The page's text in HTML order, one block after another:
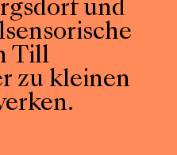
und
Till
zu kleinen